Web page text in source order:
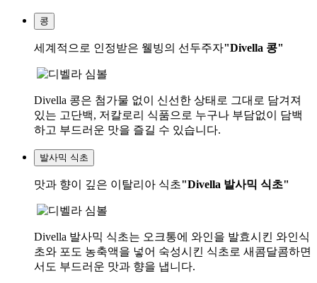
콩
세계적으로 인정받은 웰빙의 선두주자"Divella 콩"
Divella 콩은 첨가물 없이 신선한 상태로 그대로 담겨져
있는 고단백, 저칼로리 식품으로 누구나 부담없이 담백
하고 부드러운 맛을 즐길 수 있습니다.
발사믹 식초
맛과 향이 깊은 이탈리아 식초"Divella 발사믹 식초"
Divella 발사믹 식초는 오크통에 와인을 발효시킨 와인식
초와 포도 농축액을 넣어 숙성시킨 식초로 새콤달콤하면
서도 부드러운 맛과 향을 냅니다.